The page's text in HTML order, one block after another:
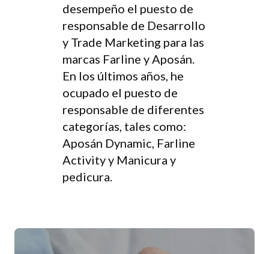
desempeño el puesto de
responsable de Desarrollo
y Trade Marketing para las
marcas Farline y Aposán.
En los últimos años, he
ocupado el puesto de
responsable de diferentes
categorías, tales como:
Aposán Dynamic, Farline
Activity y Manicura y
pedicura.